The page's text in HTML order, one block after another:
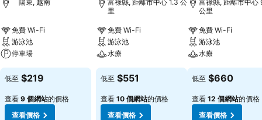
陽東, 越南
免費 Wi-Fi
游泳池
停車場
低至 $219
查看 9 個網站的價格
查看價格
富祿縣, 距離市中心 1.3 公
里
免費 Wi-Fi
游泳池
水療
低至 $551
查看 10 個網站的價格
查看價格
富祿縣, 距離市中心
公里
免費 Wi-Fi
游泳池
水療
低至 $660
查看 12 個網站的價格
查看價格